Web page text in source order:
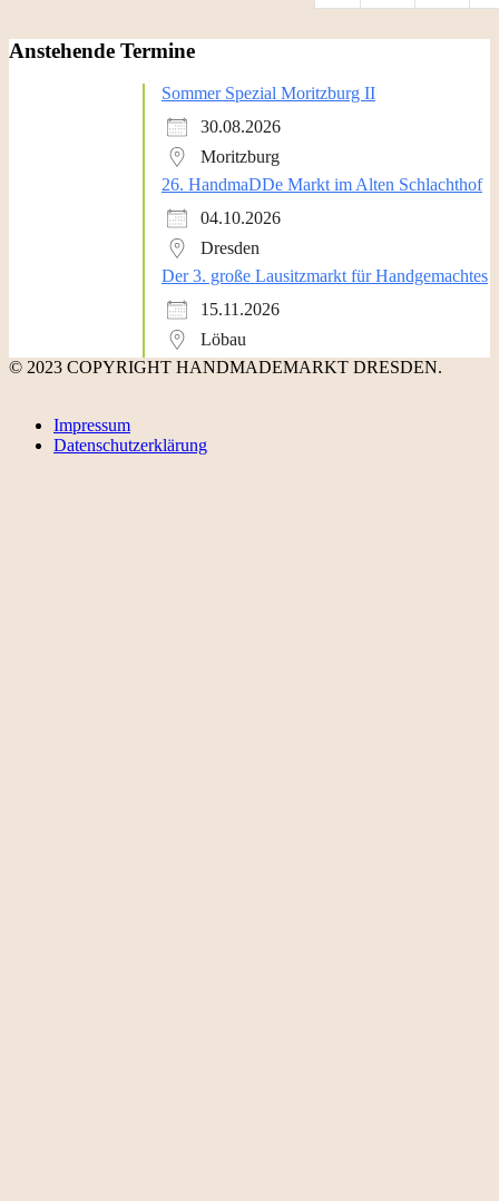
Anstehende Termine
Sommer Spezial Moritzburg II
30.08.2026
Moritzburg
26. HandmaDDe Markt im Alten Schlachthof
04.10.2026
Dresden
Der 3. große Lausitzmarkt für Handgemachtes
15.11.2026
Löbau
© 2023 COPYRIGHT HANDMADEMARKT DRESDEN.
Impressum
Datenschutzerklärung